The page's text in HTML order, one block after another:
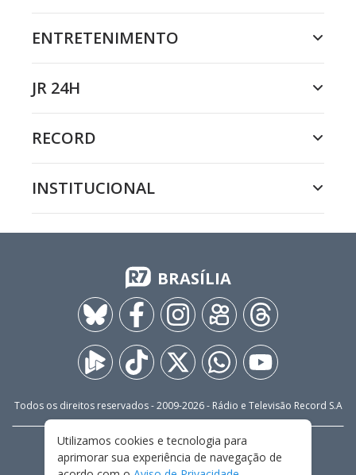
ENTRETENIMENTO
JR 24H
RECORD
INSTITUCIONAL
BRASÍLIA
Todos os direitos reservados - 2009-2026- Rádio e Televisão Record S.A
FALE CONOSCO
PRIVACIDADE
TERMOS E CONDIÇÕES DE USO
Utilizamos cookies e tecnologia para
aprimorar sua experiência de navegação de